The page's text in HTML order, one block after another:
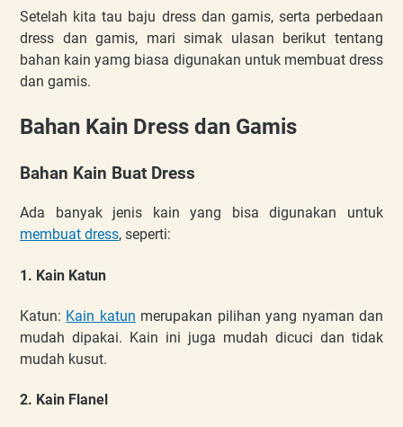
Setelah kita tau baju dress dan gamis, serta perbedaan
dress dan gamis, mari simak ulasan berikut tentang
bahan kain yamg biasa digunakan untuk membuat dress
dan gamis.
Bahan Kain Dress dan Gamis
Bahan Kain Buat Dress
Ada banyak jenis kain yang bisa digunakan untuk
membuat dress, seperti:
1. Kain Katun
Katun: Kain katun merupakan pilihan yang nyaman dan
mudah dipakai. Kain ini juga mudah dicuci dan tidak
mudah kusut.
2. Kain Flanel